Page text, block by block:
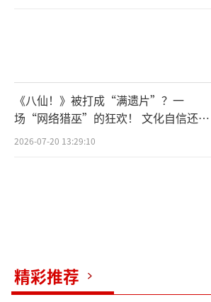
《八仙！》被打成“满遗片”？一
场“网络猎巫”的狂欢！ 文化自信还是
焦虑？
2026-07-20 13:29:10
精彩推荐